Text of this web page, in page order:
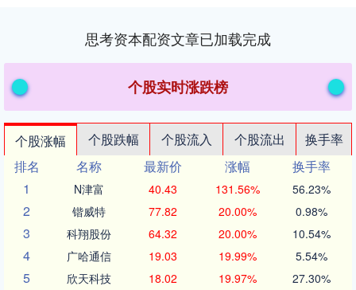
思考资本配资文章已加载完成
个股实时涨跌榜
个股涨幅 个股跌幅 个股流入 个股流出
换手率
排名
名称 最新价 涨幅
换手率
1
N津富 40.43 131.56% 56.23%
2 锴威特 77.82 20.00% 0.98%
3 科翔股份 64.32 20.00% 10.54%
4 广哈通信 19.03 19.99% 5.54%
5 欣天科技 18.02 19.97% 27.30%